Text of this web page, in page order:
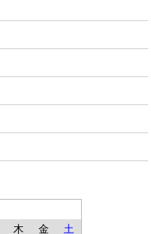
木 金
土